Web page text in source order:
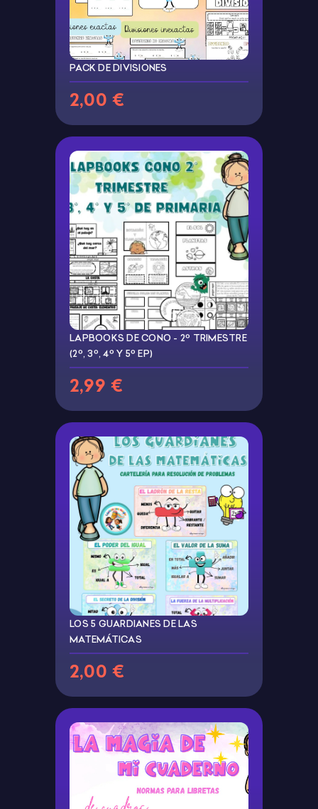
PACK DE DIVISIONES
2,00 €
LAPBOOKS DE CONO - 2º TRIMESTRE
(2º, 3º, 4º Y 5º EP)
2,99 €
LOS 5 GUARDIANES DE LAS
MATEMÁTICAS
2,00 €